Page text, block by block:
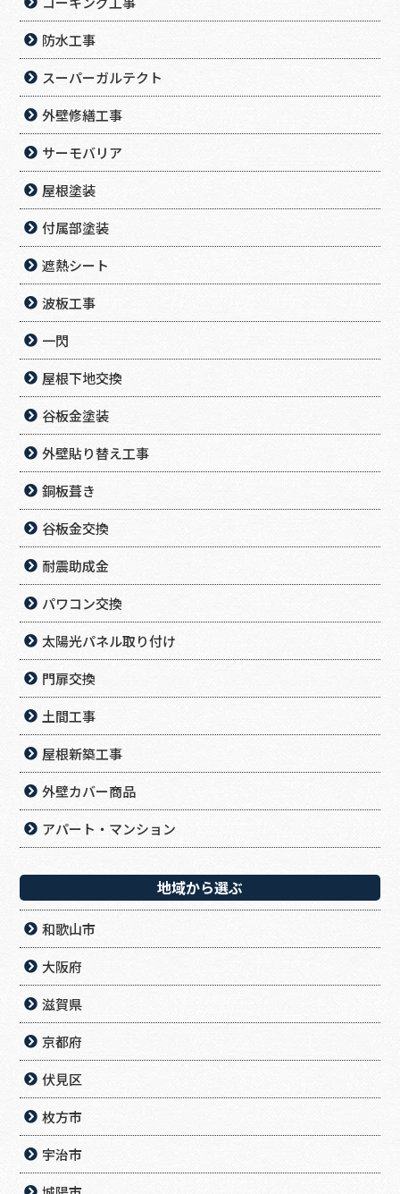
防水工事
スーパーガルテクト
外壁修繕工事
サーモバリア
屋根塗装
付属部塗装
遮熱シート
波板工事
一閃
屋根下地交換
谷板金塗装
外壁貼り替え工事
銅板葺き
谷板金交換
耐震助成金
パワコン交換
太陽光パネル取り付け
門扉交換
土間工事
屋根新築工事
外壁カバー商品
アパート・マンション
地域から選ぶ
和歌山市
大阪府
滋賀県
京都府
伏見区
枚方市
宇治市